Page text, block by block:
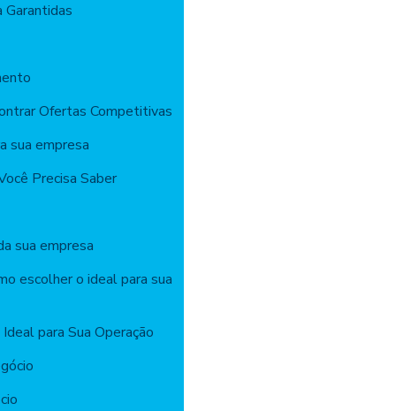
Garantidas
Ofertas Competitivas
sua empresa
Precisa Saber
sua empresa
escolher o ideal para sua
para Sua Operação